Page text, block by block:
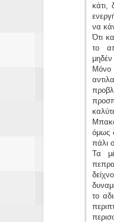
κάτι,
να
Ότι
το
μηδέν .
όμως
πάλι
Τα
το